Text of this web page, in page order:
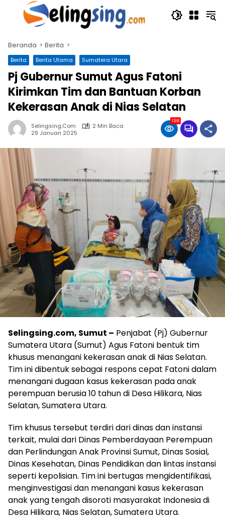
Langsung
Beranda Berita
Berita Berita Utama Sumatera Utara
Pj Gubernur Sumut Agus Fatoni
Kirimkan Tim dan Bantuan Korban
Kekerasan Anak di Nias Selatan
Selingsing.com
2 Min Baca
29 Januari 2025
198
Selingsing.com, Sumut – Penjabat (Pj) Gubernur
Sumatera Utara (Sumut) Agus Fatoni bentuk tim
khusus menangani kekerasan anak di Nias Selatan.
Tim ini dibentuk sebagai respons cepat Fatoni dalam
menangani dugaan kasus kekerasan pada anak
perempuan berusia 10 tahun di Desa Hilikara, Nias
Selatan, Sumatera Utara.
Tim khusus tersebut terdiri dari dinas dan instansi
terkait, mulai dari Dinas Pemberdayaan Perempuan
dan Perlindungan Anak Provinsi Sumut, Dinas Sosial,
Dinas Kesehatan, Dinas Pendidikan dan lintas instansi
seperti kepolisian. Tim ini bertugas mengidentifikasi,
menginvestigasi dan menangani kasus kekerasan
anak yang tengah disoroti masyarakat Indonesia di
Desa Hilikara, Nias Selatan, Sumatera Utara.